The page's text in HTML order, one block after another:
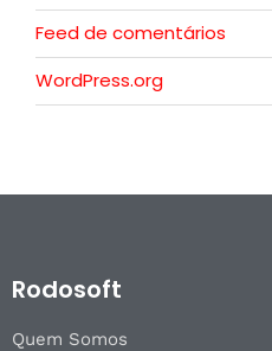
Feed de comentários
WordPress.org
Rodosoft
Quem Somos